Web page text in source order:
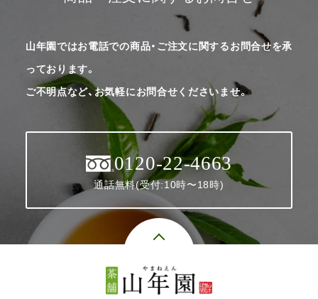
山年園ではお電話での商品・ご注文に関するお問合せを承
っております。
ご不明点など、お気軽にお問合せくださいませ。
0120-22-4663
通話無料(受付:10時〜18時)